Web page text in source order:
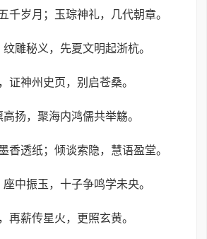
千岁月；玉琮神礼，几代朝章。
雕秘义，先夏文明起浙杭。
证神州史页，别启苍桑。
扬，聚海内鸿儒共举觞。
香透纸；倾谈索隐，慧语盈堂。
中振玉，十子争鸣学未央。
再薪传星火，更照玄黄。